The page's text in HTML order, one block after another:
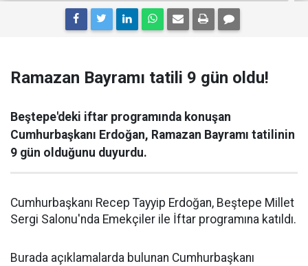
Ramazan Bayramı tatili 9 gün oldu!
Beştepe'deki iftar programında konuşan
Cumhurbaşkanı Erdoğan, Ramazan Bayramı tatilinin
9 gün olduğunu duyurdu.
Cumhurbaşkanı Recep Tayyip Erdoğan, Beştepe Millet
Sergi Salonu'nda Emekçiler ile İftar programına katıldı.
Burada açıklamalarda bulunan Cumhurbaşkanı